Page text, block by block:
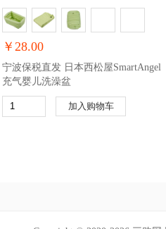
￥28.00
宁波保税直发 日本西松屋SmartAngel
充气婴儿洗澡盆
加入购物车